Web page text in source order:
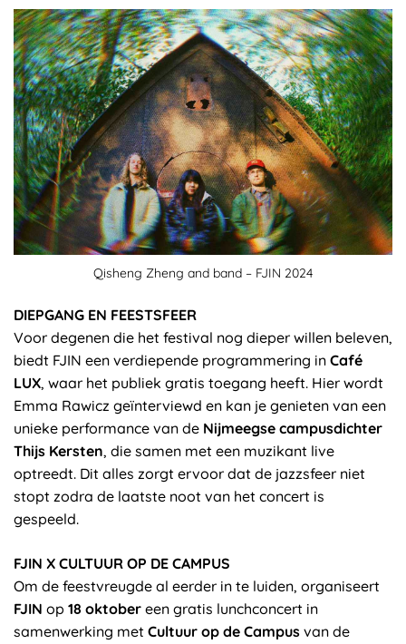
Qisheng Zheng and band – FJIN 2024
DIEPGANG EN FEESTSFEER
Voor degenen die het festival nog dieper willen beleven,
biedt FJIN een verdiepende programmering in Café
LUX, waar het publiek gratis toegang heeft. Hier wordt
Emma Rawicz geïnterviewd en kan je genieten van een
unieke performance van de Nijmeegse campusdichter
Thijs Kersten, die samen met een muzikant live
optreedt. Dit alles zorgt ervoor dat de jazzsfeer niet
stopt zodra de laatste noot van het concert is
gespeeld.
FJIN X CULTUUR OP DE CAMPUS
Om de feestvreugde al eerder in te luiden, organiseert
FJIN op 18 oktober een gratis lunchconcert in
samenwerking met Cultuur op de Campus van de